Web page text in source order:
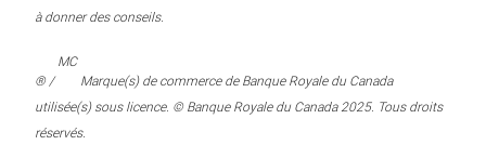
à donner des conseils.
® /
MC
Marque(s) de commerce de Banque Royale du Canada
utilisée(s) sous licence. © Banque Royale du Canada 2025. Tous droits
réservés.